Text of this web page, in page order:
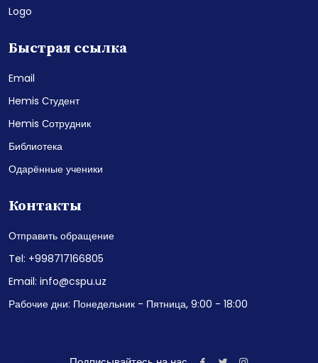
Logo
Быстрая ссылка
Email
Hemis Студент
Hemis Сотрудник
Библиотека
Одарённые ученики
Контакты
Отправить обращение
Tel: +998717166805
Email: info@cspu.uz
Рабочие дни: Понедельник - Пятница, 9:00 - 18:00